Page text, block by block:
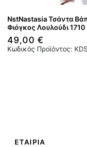
NstNastasia Τσάντα
Φιόγκος Λουλούδι 1710
49,00 €
Κωδικός Προϊόντος:
ΕΤΑΙΡΙΑ